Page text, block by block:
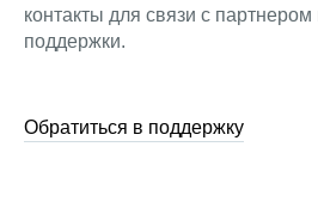
контакты для связи с
поддержки.
Обратиться в поддержку